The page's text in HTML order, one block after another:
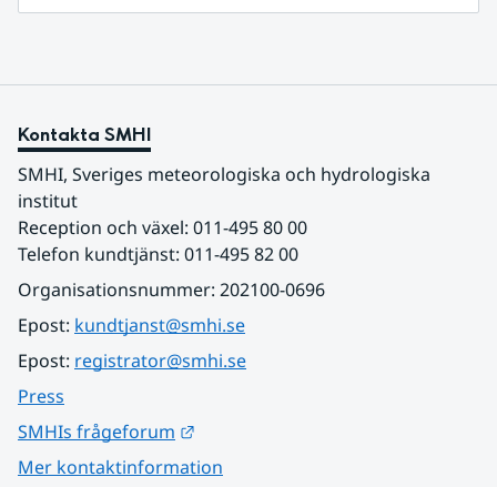
Kontakta SMHI
SMHI, Sveriges meteorologiska och hydrologiska
institut
Reception och växel: 011-495 80 00
Telefon kundtjänst: 011-495 82 00
Organisationsnummer: 202100-0696
Epost: kundtjanst@smhi.se
Epost: registrator@smhi.se
Press
SMHIs frågeforum
Mer kontaktinformation